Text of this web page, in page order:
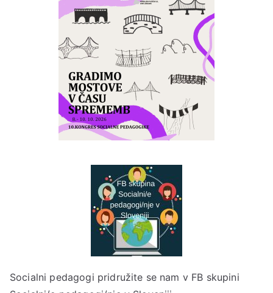
Socialni pedagogi pridružite se nam v FB skupini